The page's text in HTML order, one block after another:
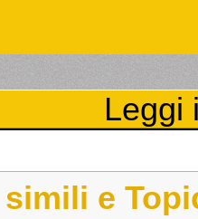
Leggi
e